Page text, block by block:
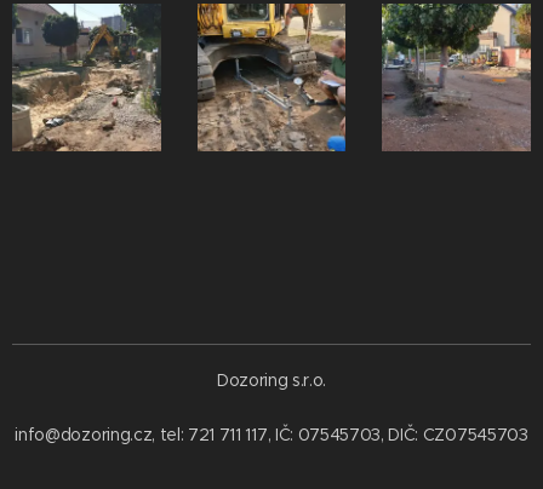
Dozoring s.r.o.
info@dozoring.cz, tel: 721 711 117, IČ: 07545703, DIČ: CZ07545703